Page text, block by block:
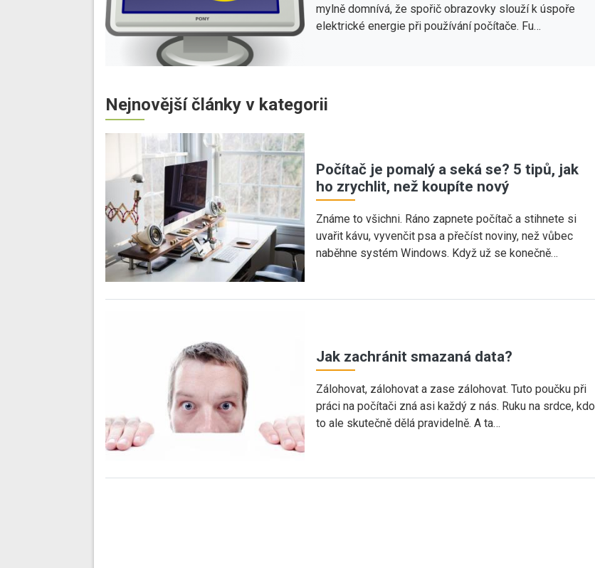
mylně domnívá, že spořič obrazovky slouží k úspoře
elektrické energie při používání počítače. Fu…
Nejnovější články v kategorii
Počítač je pomalý a seká se? 5 tipů, jak
ho zrychlit, než koupíte nový
Známe to všichni. Ráno zapnete počítač a stihnete si
uvařit kávu, vyvenčit psa a přečíst noviny, než vůbec
naběhne systém Windows. Když už se konečně…
Jak zachránit smazaná data?
Zálohovat, zálohovat a zase zálohovat. Tuto poučku při
práci na počítači zná asi každý z nás. Ruku na srdce, kdo
to ale skutečně dělá pravidelně. A ta…